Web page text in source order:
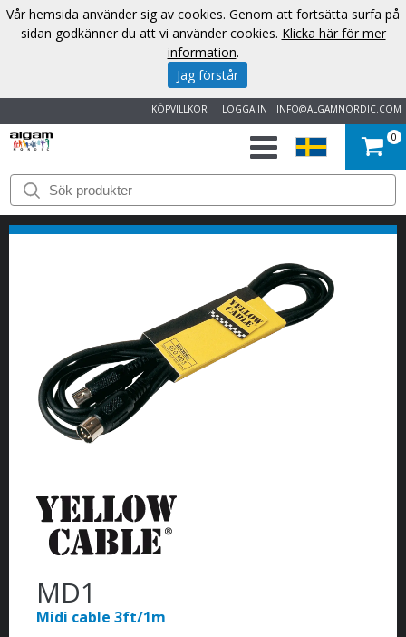
INFO@ALGAMNORDIC.COM
LOGGA IN
KÖPVILLKOR
START
VARUMÄRKEN
OSS
KONTAKT
0
MD1
Midi cable 3ft/1m
Vår hemsida använder sig av cookies. Genom att fortsätta surfa på
sidan godkänner du att vi använder cookies. Klicka här för mer
information.
Jag förstår